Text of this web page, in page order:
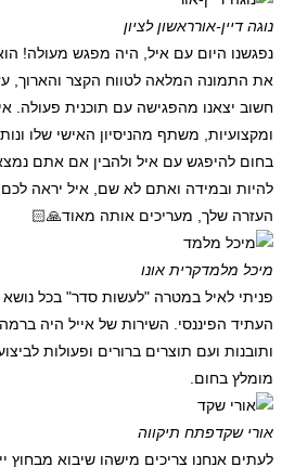
נוגה דיין-אורראשון לציון
נפגשנו היום עם איל, היה מפגש מעולה!
את התמונה המלאה לטווח הקצר והארוך,
חשוב יצאנו מהפגישה עם תוכנית פעולה.
ומקצועיות, משתף מהניסיון האישי שלו
בחום להיפגש עם איל ולהבין אם אתם
להיות ובמידה ואתם לא שם, איל יראה
העזרה שלך, מעריכים אותה מאוד🙏🏻
מיכל מלמדקרית אונו
פניתי לאיל במטרה "לעשות סדר" בכל נושא
העתיד הפיננסי. השירות של אייל היה
ותובנות ועם תוצרים ברורים ופעולות
מומלץ בחום.
אורי שקדפתח תיקווה
לעתים אנחנו צריכים מישהו שיבוא מבחוץ